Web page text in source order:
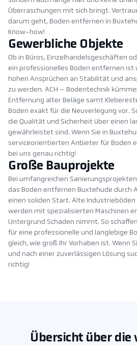
Überraschungen mit sich bringt.
darum geht, Boden entfernen in
Know-how!
Gewerbliche Objekte
Ob in Büros, Einzelhandelsgeschäften
ein professionelles Boden entfernen ist
hohen Ansprüchen an Stabilität und
zu werden. ACH – Bodentechnik
Entfernung alter Beläge samt
Boden exakt für die Neuverlegung vor.
die Qualität und Sicherheit über einen
gewährleistet sind. Wenn Sie in
serviceorientierten Anbieter für Boden
bei uns genau richtig!
Große Bauprojekte
Bei umfangreichen
das Boden entfernen Buxtehude durch
einen soliden Start. Alte
werden mit spezialisierten Maschinen
Untergrund Schaden nimmt. So
für eine professionelle und langlebige
gleich, wie groß Ihr Vorhaben ist. Wenn
und nach einer zuverlässigen Lösung
richtig!
Übersicht über die